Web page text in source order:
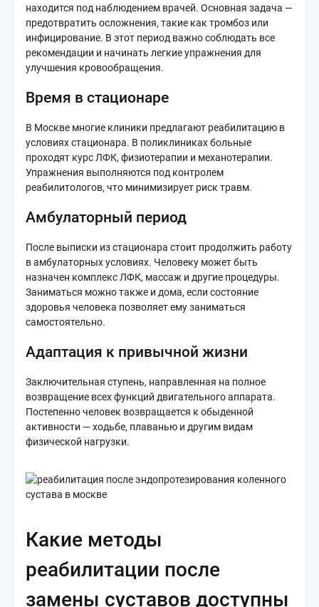
находится под наблюдением врачей. Основная задача —
предотвратить осложнения, такие как тромбоз или
инфицирование. В этот период важно соблюдать все
рекомендации и начинать легкие упражнения для
улучшения кровообращения.
Время в стационаре
В Москве многие клиники предлагают реабилитацию в
условиях стационара. В поликлиниках больные
проходят курс ЛФК, физиотерапии и механотерапии.
Упражнения выполняются под контролем
реабилитологов, что минимизирует риск травм.
Амбулаторный период
После выписки из стационара стоит продолжить работу
в амбулаторных условиях. Человеку может быть
назначен комплекс ЛФК, массаж и другие процедуры.
Заниматься можно также и дома, если состояние
здоровья человека позволяет ему заниматься
самостоятельно.
Адаптация к привычной жизни
Заключительная ступень, направленная на полное
возвращение всех функций двигательного аппарата.
Постепенно человек возвращается к обыденной
активности — ходьбе, плаванью и другим видам
физической нагрузки.
Какие методы
реабилитации после
замены суставов доступны